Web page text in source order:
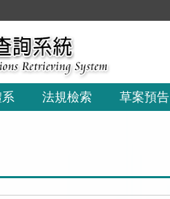
法規檢索 草案預告